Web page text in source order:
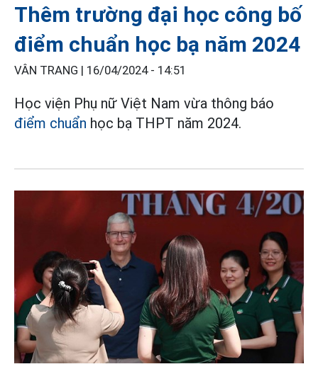
Thêm trường đại học công bố
điểm chuẩn học bạ năm 2024
VÂN TRANG | 16/04/2024 - 14:51
Học viện Phụ nữ Việt Nam vừa thông báo
điểm chuẩn học bạ THPT năm 2024.